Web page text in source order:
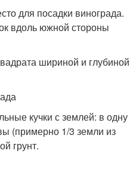
для посадки винограда.
вдоль южной стороны
шириной и глубиной
кучки с землей: в одну
(примерно 1/3 земли из
грунт.